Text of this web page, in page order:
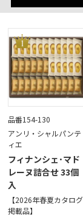
品番154-130
アンリ・シャルパンテ
ィエ
フィナンシェ･マド
レーヌ詰合せ 33個
入
【2026年春夏カタログ
掲載品】